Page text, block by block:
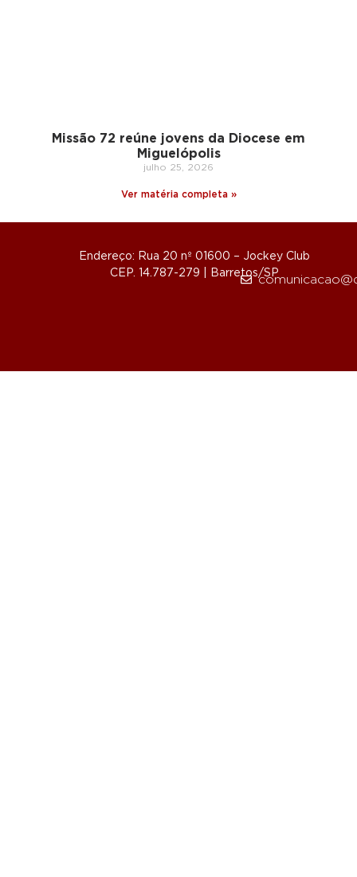
Missão 72 reúne jovens da Diocese em
Miguelópolis
julho 25, 2026
Ver matéria completa »
Endereço: Rua 20 nº 01600 – Jockey Club
CEP. 14.787-279 | Barretos/SP